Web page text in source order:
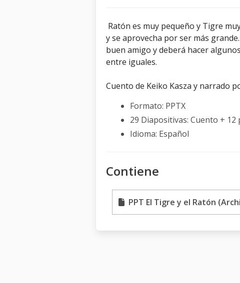
Ratón es muy pequeño y Tigre
y se aprovecha por ser más
buen amigo y deberá hacer
entre iguales.
Cuento de Keiko Kasza y narrado
Formato: PPTX
29 Diapositivas: Cuento +
Idioma: Español
Contiene
PPT El Tigre y el Ratón